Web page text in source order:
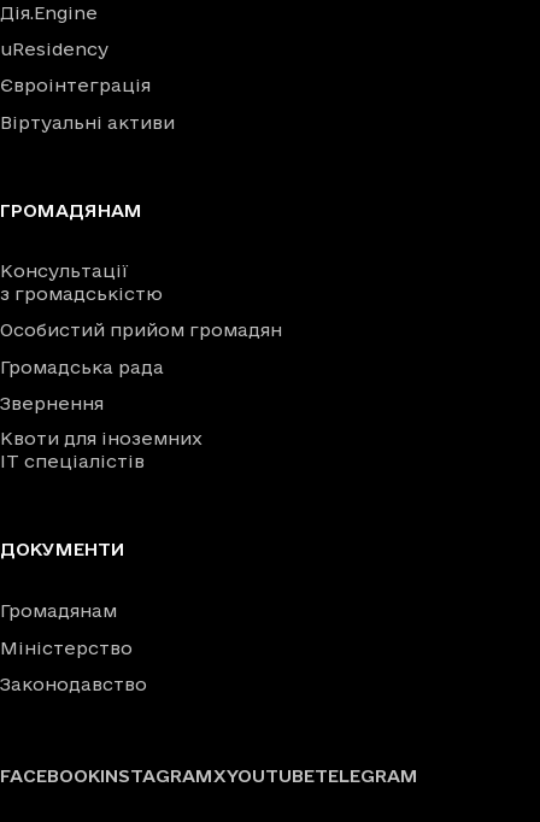
Дія.Engine
uResidency
Євроінтеграція
Віртуальні активи
ГРОМАДЯНАМ
Консультації
з громадськістю
Особистий прийом громадян
Громадська рада
Звернення
Квоти для іноземних
IT спеціалістів
ДОКУМЕНТИ
Громадянам
Міністерство
Законодавство
FACEBOOKINSTAGRAMXYOUTUBETELEGRAM